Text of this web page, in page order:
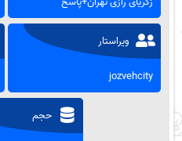
ویراستار
jozvehcity
حجم